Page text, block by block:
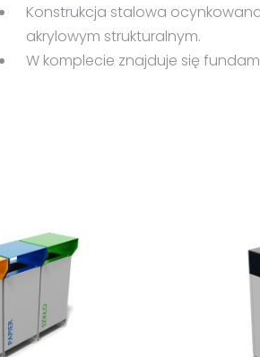
Konstrukcja stalowa
akrylowym strukturalnym.
W komplecie znajduje się